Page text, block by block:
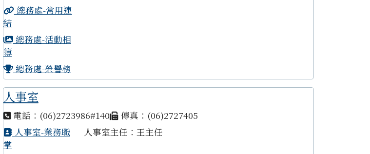
總務處-常用連
結
總務處-活動相
簿
總務處-榮譽榜
人事室
電話：(06)2723986#140
傳真：(06)2727405
人事室-業務職
掌
人事室主任：王主任